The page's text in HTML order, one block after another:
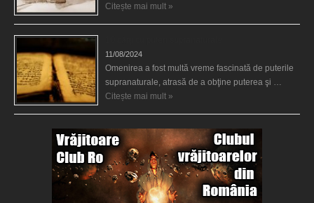
Citește mai mult »
11/08/2024
Omenirea a fost multă vreme fascinată de puterile
supranaturale, atrasă de a obţine puterea şi …
Citește mai mult »